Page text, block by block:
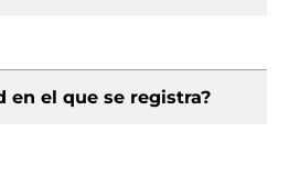
en el que se registra?